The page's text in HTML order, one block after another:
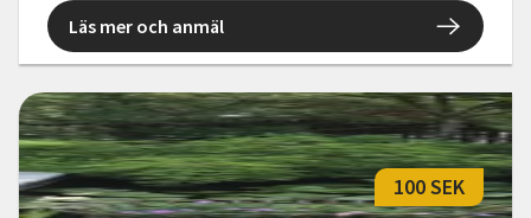
Läs mer och anmäl
100 SEK